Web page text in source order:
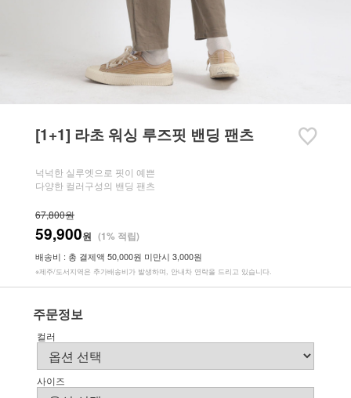
[1+1] 라초 워싱 루즈핏 밴딩 팬츠
넉넉한 실루엣으로 핏이 예쁜
다양한 컬러구성의 밴딩 팬츠
67,800원
59,900원 (1% 적립)
배송비 : 총 결제액 50,000원 미만시 3,000원
※제주/도서지역은 추가배송비가 발생하며, 안내차 연락을 드리고 있습니다.
주문정보
컬러
사이즈